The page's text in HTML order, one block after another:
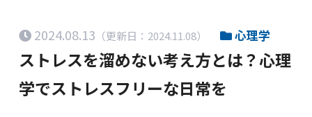
2024.08.13 （更新日：2024.11.08） 心理学
ストレスを溜めない考え方とは？心理
学でストレスフリーな日常を